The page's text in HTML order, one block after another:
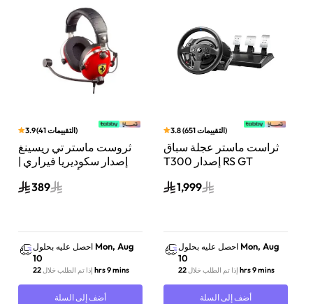
3.9(41التقييمات)
ثروست ماستر تي ريسينغ
إصدار سكوديريا فيراري |
سماعة ألعاب سلكية |
تصميم رسمي من فيراري،
389
احصل عليه بحلول Mon, Aug
10
إذا تم الطلب خلال 22 hrs 9 mins
أضف إلى السلة
3.8(651التقييمات)
ثراست ماستر عجلة سباق
T300 إصدار RS GT
أسود1,999
احصل عليه بحلول Mon, Aug
10
إذا تم الطلب خلال 22 hrs 9 mins
أضف إلى السلة